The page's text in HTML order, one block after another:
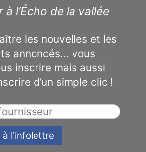
à l’Écho de la vallée
les nouvelles et les
annoncés... vous
inscrire mais aussi
d’un simple clic !